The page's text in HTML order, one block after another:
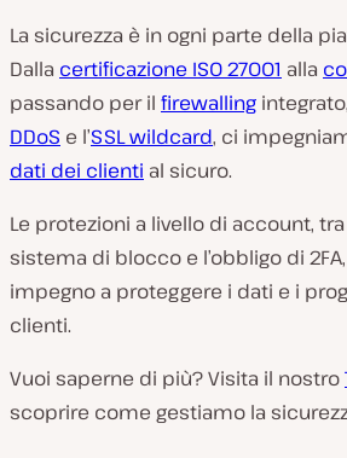
La sicurezza è in ogni parte della
Dalla certificazione ISO 27001 alla
passando per il firewalling
DDoS e l’SSL wildcard, ci
dati dei clienti al sicuro.
Le protezioni a livello di account,
sistema di blocco e l’obbligo di
impegno a proteggere i dati e i
clienti.
Vuoi saperne di più? Visita il nostro
scoprire come gestiamo la